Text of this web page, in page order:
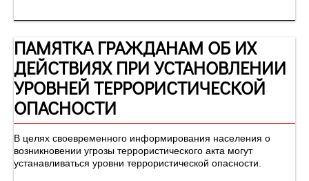
ПАМЯТКА ГРАЖДАНАМ ОБ ИХ
ДЕЙСТВИЯХ ПРИ УСТАНОВЛЕНИИ
УРОВНЕЙ ТЕРРОРИСТИЧЕСКОЙ
ОПАСНОСТИ
В целях своевременного информирования населения о
возникновении угрозы террористического акта могут
устанавливаться уровни террористической опасности.